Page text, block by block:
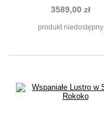
3589,00 zł
produkt niedostępny